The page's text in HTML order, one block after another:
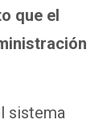
que el
sistema